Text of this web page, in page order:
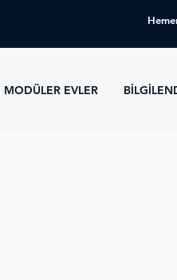
MODÜLER EVLER